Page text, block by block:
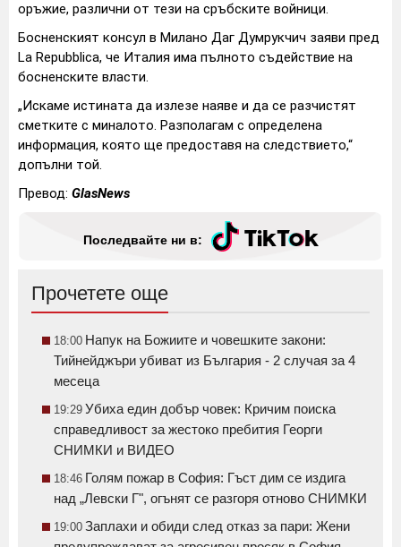
оръжие, различни от тези на сръбските войници.
Босненският консул в Милано Даг Думрукчич заяви пред
La Repubblica, че Италия има пълното съдействие на
босненските власти.
„Искаме истината да излезе наяве и да се разчистят
сметките с миналото. Разполагам с определена
информация, която ще предоставя на следствието,“
допълни той.
Превод: GlasNews
Последвайте ни в:
Прочетете още
18:00 Напук на Божиите и човешките закони:
Тийнейджъри убиват из България - 2 случая за 4
месеца
19:29 Убиха един добър човек: Кричим поиска
справедливост за жестоко пребития Георги
СНИМКИ и ВИДЕО
18:46 Голям пожар в София: Гъст дим се издига
над „Левски Г", огънят се разгоря отново СНИМКИ
19:00 Заплахи и обиди след отказ за пари: Жени